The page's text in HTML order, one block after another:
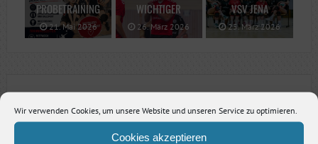
Wir verwenden Cookies, um unsere Website und unseren Service zu optimieren.
Cookies akzeptieren
PROBETRAINING
21. Mai 2026
WICHTIGER
26. März 2026
VSV JENA
25. März 2026
SCHREIBE EINE ANTWORT